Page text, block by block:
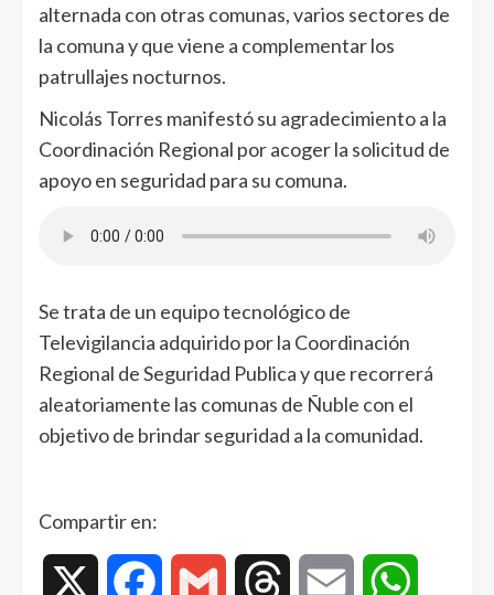
alternada con otras comunas, varios sectores de
la comuna y que viene a complementar los
patrullajes nocturnos.
Nicolás Torres manifestó su agradecimiento a la
Coordinación Regional por acoger la solicitud de
apoyo en seguridad para su comuna.
Se trata de un equipo tecnológico de
Televigilancia adquirido por la Coordinación
Regional de Seguridad Publica y que recorrerá
aleatoriamente las comunas de Ñuble con el
objetivo de brindar seguridad a la comunidad.
Compartir en:
Facebook Gmail Threads Email